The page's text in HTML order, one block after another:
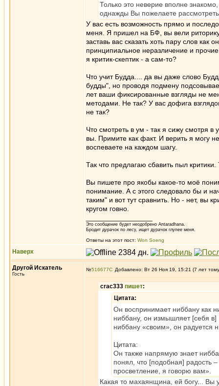
Только это неверие вполне
однажды Вы пожелаете
У вас есть возможность прямо и
меня. Я пришел на БФ, вы вели
заставь вас сказать хоть пару слов как
принципиальное неразличение и
я критик-скептик - а сам-то?
Что учит Будда.... да вы даже слово
будды", но проводя подмену
лет ваши фиксированные взгляды не
методами. Не так? У вас дофига
не так?
Что смотреть в ум - так я сижу смотря
вы. Примите как факт. И верить я могу
воспеваете на каждом шагу.
Так что предлагаю сбавить пыл
Вы пишете про якобы какое-то моё
понимание. А с этого следовало бы и
таким" и вот тут сравнить. Но - нет, вы
кругом говно.
Это сообщение будет неодобрено Antaradhana.
Бродит дурачок по лесу, ищет дурачок глупее меня.
Ответы на этот пост: Won Soeng
Наверх
Другой Искатель
Гость
№516677 Добавлено: Вт 26 Ноя 19, 15:21 (7 лет
crac333 пишет:
Цитата:
Он воспринимает ниббану как
ниббану, он измышляет [себя
ниббану «своим», он радуется
Цитата:
Он также напрямую знает
понял, что [подобная] радость
просветление, я говорю вам».
Какая то махаянщина, ей богу... Вы